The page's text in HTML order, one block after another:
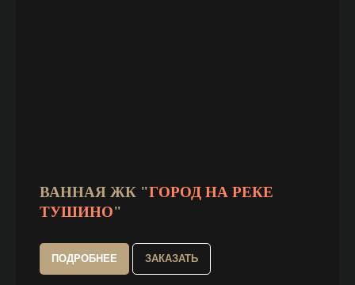
ВАННАЯ ЖК "ГОРОД НА РЕКЕ
ТУШИНО"
ПОДРОБНЕЕ ЗАКАЗАТЬ